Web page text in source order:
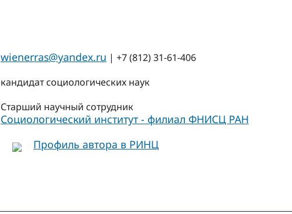
wienerras@yandex.ru | +7 (812) 31-61-406
кандидат социологических наук
Старший научный сотрудник
Социологический институт - филиал ФНИСЦ РАН
Профиль автора в РИНЦ